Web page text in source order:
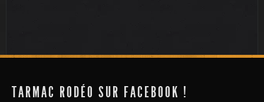
TARMAC RODÉO SUR FACEBOOK !